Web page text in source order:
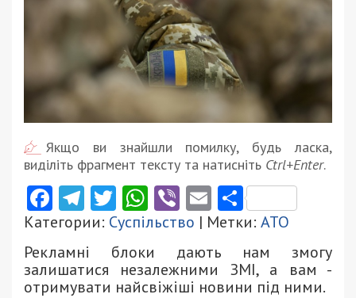
Якщо ви знайшли помилку, будь ласка,
виділіть фрагмент тексту та натисніть Ctrl+Enter.
Facebook
Telegram
Twitter
WhatsApp
ViberEmail
Категории: Суспільство | Метки: АТО
Рекламні блоки дають нам змогу
залишатися незалежними ЗМІ, а вам -
отримувати найсвіжіші новини під ними.